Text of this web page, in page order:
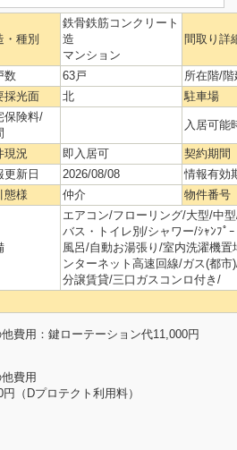
・種別
鉄骨鉄筋コンクリート
造
マンション
間取り詳
数 63戸
所在階/階
採光面
北
駐車場
保険料/
入居可能
現況 即入居可
契約期間
更新日
2026/08/08
情報有効
態様
仲介 物件番号
エアコン/フローリング/大型/中
バス・トイレ別/シャワー/ｼｬﾝﾌﾟ
風呂/自動お湯張り/室内洗濯機
ンターネット高速回線/ガス(都
分譲賃貸/三口ガスコンロ付き/
費用：鍵ローテーション代11,000円
費用
円（Dプロテクト利用料）